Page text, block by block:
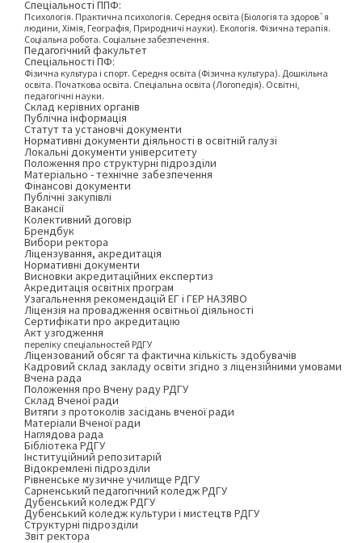
Спеціальності ППФ:
Психологія. Практична психологія. Середня освіта (Біологія та здоров`я
людини, Хімія, Географія, Природничі науки). Екологія. Фізична терапія.
Соціальна робота. Соціальне забезпечення.
Педагогічний факультет
Спеціальності ПФ:
Фізична культура і спорт. Середня освіта (Фізична культура). Дошкільна
освіта. Початкова освіта. Спеціальна освіта (Логопедія). Освітні,
педагогічні науки.
Склад керівних органів
Публічна інформація
Статут та установчі документи
Нормативні документи діяльності в освітній галузі
Локальні документи університету
Положення про структурні підрозділи
Матеріально - технічне забезпечення
Фінансові документи
Публічні закупівлі
Вакансії
Колективний договір
Брендбук
Вибори ректора
Ліцензування, акредитація
Нормативні документи
Висновки акредитаційних експертиз
Акредитація освітніх програм
Узагальнення рекомендацій ЕГ і ГЕР НАЗЯВО
Ліцензія на провадження освітньої діяльності
Сертифікати про акредитацію
Акт узгодження
переліку спеціальностей РДГУ
Ліцензований обсяг та фактична кількість здобувачів
Кадровий склад закладу освіти згідно з ліцензійними умовами
Вчена рада
Положення про Вчену раду РДГУ
Склад Вченої ради
Витяги з протоколів засідань вченої ради
Матеріали Вченої ради
Наглядова рада
Бібліотека РДГУ
Інституційний репозитарій
Відокремлені підрозділи
Рівненське музичне училище РДГУ
Сарненський педагогічний коледж РДГУ
Дубенський коледж РДГУ
Дубенський коледж культури і мистецтв РДГУ
Структурні підрозділи
Звіт ректора